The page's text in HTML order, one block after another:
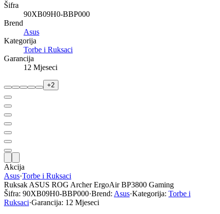
Šifra
90XB09H0-BBP000
Brend
Asus
Kategorija
Torbe i Ruksaci
Garancija
12 Mjeseci
+2
Akcija
Asus·Torbe i Ruksaci
Ruksak ASUS ROG Archer ErgoAir BP3800 Gaming
Šifra: 90XB09H0-BBP000·Brend: Asus·Kategorija: Torbe i
Ruksaci·Garancija: 12 Mjeseci